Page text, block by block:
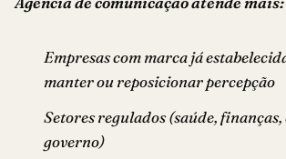
Empresas com marca já
manter ou reposicionar percepção
Setores regulados (saúde,
governo)